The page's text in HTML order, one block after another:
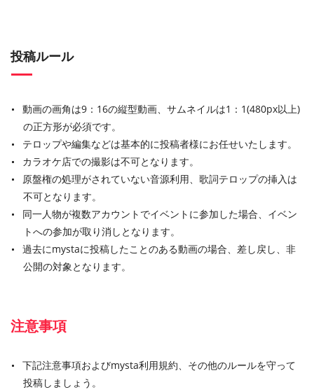
投稿ルール
動画の画角は9：16の縦型動画、サムネイルは1：1(480px以上)
の正方形が必須です。
テロップや編集などは基本的に投稿者様にお任せいたします。
カラオケ店での撮影は不可となります。
原盤権の処理がされていない音源利用、歌詞テロップの挿入は
不可となります。
同一人物が複数アカウントでイベントに参加した場合、イベン
トへの参加が取り消しとなります。
過去にmystaに投稿したことのある動画の場合、差し戻し、非
公開の対象となります。
注意事項
下記注意事項およびmysta利用規約、その他のルールを守って
投稿しましょう。